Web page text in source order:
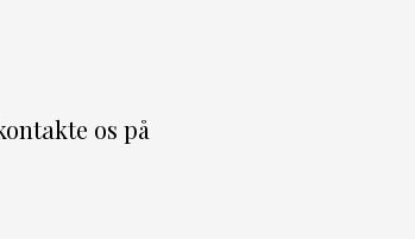
os på